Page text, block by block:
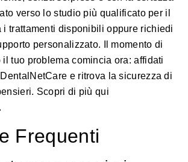
verso lo studio più qualificato per il
itrattamenti disponibili oppure richiedi
personalizzato. Il momento di
tuo problema comincia ora: affidati
e ritrova la sicurezza di
Scopri di più qui
Frequenti